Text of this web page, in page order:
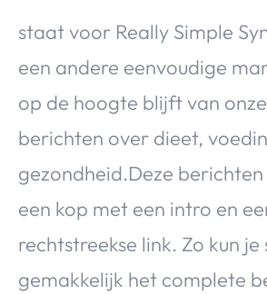
Contact
VALERIE'S CHOICE
Food & Drinks Health & Beauty
Travel
Lifestyle
staat voor Really Simple
een andere eenvoudige
op de hoogte blijft van
berichten over dieet,
gezondheid.Deze
een kop met een intro en
rechtstreekse link. Zo kun je
gemakkelijk het complete